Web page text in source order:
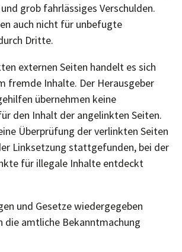
grob fahrlässiges Verschulden.
auch nicht für unbefugte
Dritte.
externen Seiten handelt es sich
fremde Inhalte. Der Herausgeber
übernehmen keine
den Inhalt der angelinkten Seiten.
Überprüfung der verlinkten Seiten
Linksetzung stattgefunden, bei der
für illegale Inhalte entdeckt
und Gesetze wiedergegeben
die amtliche Bekanntmachung